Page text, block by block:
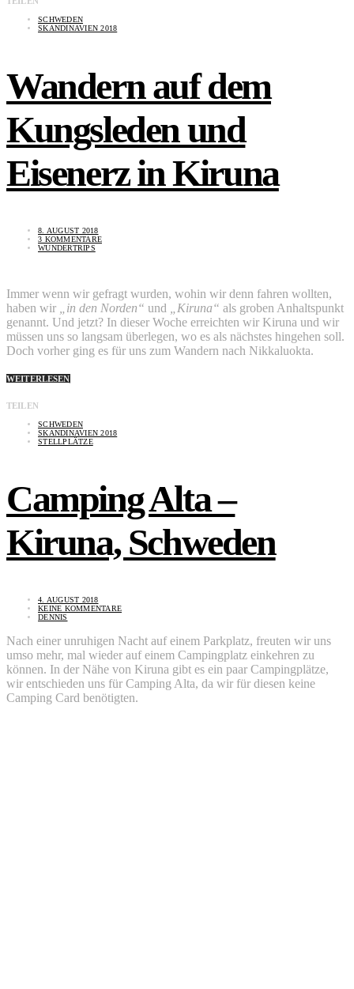
SCHWEDEN
SKANDINAVIEN 2018
Wandern auf dem
Kungsleden und
Eisenerz in Kiruna
8. AUGUST 2018
3 KOMMENTARE
WUNDERTRIPS
Immer wenn wir gefragt wurden, wohin wir denn fahren wollten,
haben wir
„in den Norden“ und „Kiruna“ als groben Anhaltspunkt
genannt. Und jetzt? In dieser Woche erreichten wir Kiruna und wir
müssen uns so langsam überlegen, wo es als nächstes hingehen soll.
Doch vorher ging es für uns zum Wandern nach Nikkaluokta.
WEITERLESEN
TEILEN
SCHWEDEN
SKANDINAVIEN 2018
STELLPLÄTZE
Camping Alta –
Kiruna, Schweden
4. AUGUST 2018
KEINE KOMMENTARE
DENNIS
Nach einer unruhigen Nacht auf einem Parkplatz, freuten wir uns
umso mehr, mal wieder auf einem Campingplatz einkehren zu
können. In der Nähe von Kiruna gibt es ein paar Campingplätze,
wir entschieden uns für Camping Alta, da wir für diesen keine
Camping Card benötigten.